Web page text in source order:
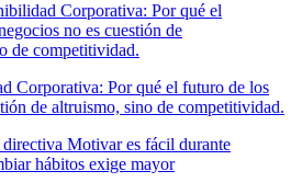
Corporativa: Por qué el
no es cuestión de
de competitividad.
Corporativa: Por qué el futuro de los
de altruismo, sino de competitividad.
Motivar es fácil durante
hábitos exige mayor